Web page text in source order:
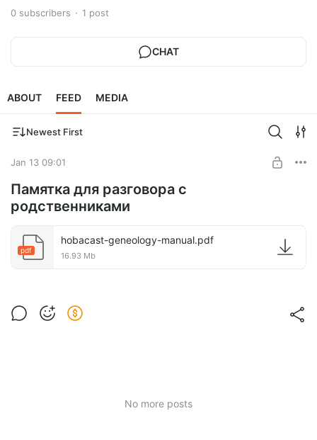
0 subscribers 1 post
CHAT
ABOUT FEED MEDIA
Newest First
Jan 13 09:01
Памятка для разговора с
родственниками
pdf
hobacast-geneology-manual.pdf
16.93 Mb
No more posts